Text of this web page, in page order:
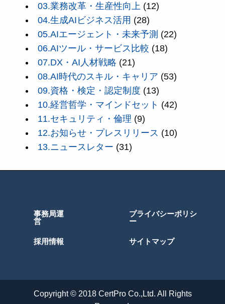
03.業務改革・生産性向上 (12)
04.生成AIビジネス活用 (28)
05.AIエージェント・未来予測 (22)
06.AIツール・サービス比較 (18)
07.DX・AI人材戦略 (21)
08.AI時代のスキル・キャリア (53)
09.資格・検定・認定制度 (13)
10.経営哲学・マインドセット (42)
11.セキュリティ・倫理 (9)
12.お知らせ・プレスリリース (10)
13.ニュースレター (31)
事務局運
営
採用情報
プライバシーポリシ
ー
サイトマップ
Copyright © 2018 CertPro Co.,Ltd. All Rights